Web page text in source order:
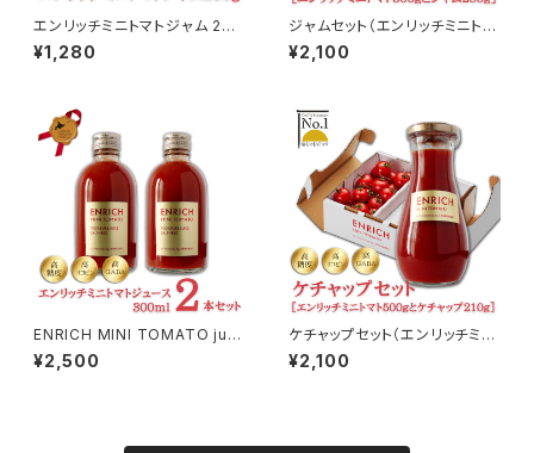
エンリッチミニトマトジャム 200
g 1瓶
¥1,280
ジャムセット（エンリッチミニトマ
ト500gとジャム200gのセット）
¥2,100
ENRICH MINI TOMATO juic
e 300ml 2本セット（エンリッチ
ミニトマトジュース）
¥2,500
ケチャップセット（エンリッチミニ
トマト500gとケチャップ210gの
セット）
¥2,100